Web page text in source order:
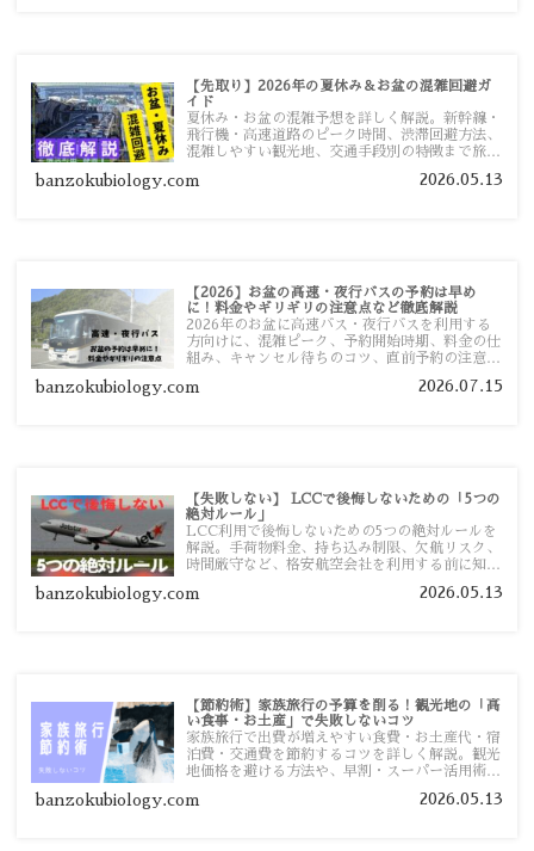
【先取り】2026年の夏休み＆お盆の混雑回避ガ
イド
夏休み・お盆の混雑予想を詳しく解説。新幹線・
飛行機・高速道路のピーク時間、渋滞回避方法、
混雑しやすい観光地、交通手段別の特徴まで旅行
banzokubiology.com 2026.05.13
【2026】お盆の高速・夜行バスの予約は早め
に！料金やギリギリの注意点など徹底解説
2026年のお盆に高速バス・夜行バスを利用する
方向けに、混雑ピーク、予約開始時期、料金の仕
組み、キャンセル待ちのコツ、直前予約の注意点
banzokubiology.com 2026.07.15
【失敗しない】 LCCで後悔しないための「5つの
絶対ルール」
LCC利用で後悔しないための5つの絶対ルールを
解説。手荷物料金、持ち込み制限、欠航リスク、
時間厳守など、格安航空会社を利用する前に知っ
す。
banzokubiology.com 2026.05.13
【節約術】家族旅行の予算を削る！観光地の「高
い食事・お土産」で失敗しないコツ
家族旅行で出費が増えやすい食費・お土産代・宿
泊費・交通費を節約するコツを詳しく解説。観光
地価格を避ける方法や、早割・スーパー活用術、
banzokubiology.com 2026.05.13